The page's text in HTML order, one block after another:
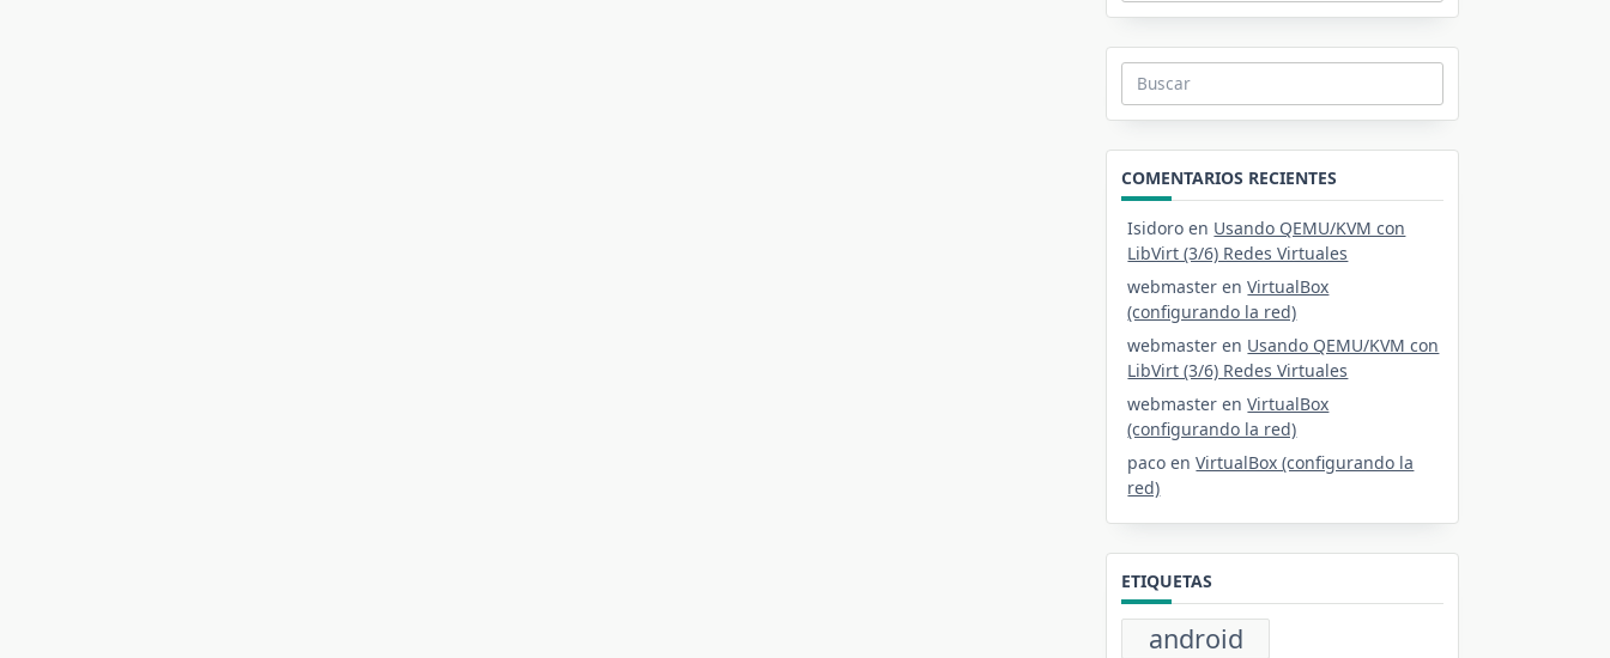
Buscar:
COMENTARIOS RECIENTES
Isidoro en Usando QEMU/KVM con
LibVirt (3/6) Redes Virtuales
webmaster enVirtualBox
(configurando la red)
webmaster en Usando QEMU/KVM con
LibVirt (3/6) Redes Virtuales
webmaster enVirtualBox
(configurando la red)
paco enVirtualBox (configurando la
red)
ETIQUETAS
android